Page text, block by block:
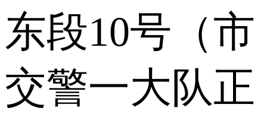
东段10号（市
交警一大队正